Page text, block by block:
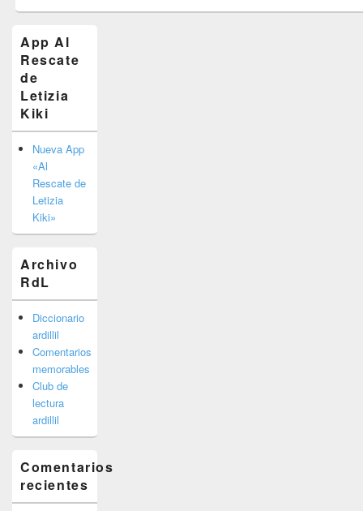
área
de
widget
barra
lateral
primaria
App Al
Rescate
de
Letizia
Kiki
Nueva App
«Al
Rescate de
Letizia
Kiki»
Archivo
RdL
Diccionario
ardillil
Comentarios
memorables
Club de
lectura
ardillil
Comentarios
recientes